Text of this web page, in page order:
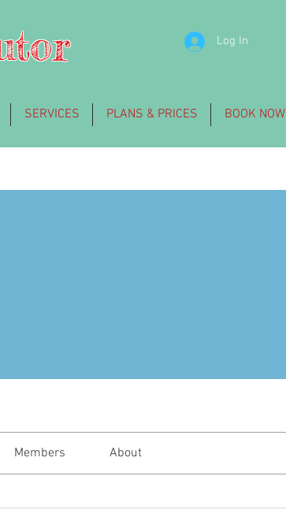
Log In
SERVICES PLANS & PRICES BOOK NOW
Members About